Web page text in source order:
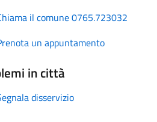
il comune 0765.723032
un appuntamento
in città
disservizio